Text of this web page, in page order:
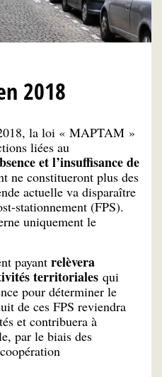
2018
la loi « MAPTAM »
liées au
et l’insuffisance de
ne constitueront plus des
actuelle va disparaître
stationnement (FPS).
uniquement le
payant relèvera
territoriales qui
pour déterminer le
de ces FPS reviendra
et contribuera à
par le biais des